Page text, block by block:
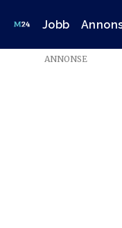
Jobb
Emne:
ANNONSE